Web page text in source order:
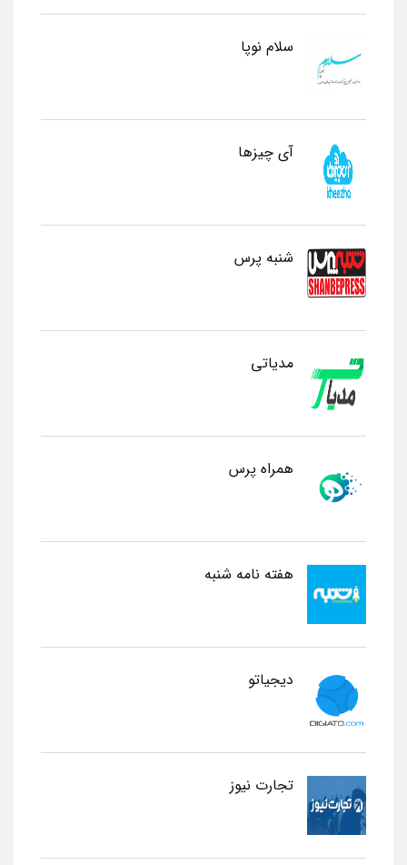
سلام نوپا
آی چیزها
شنبه پرس
مدیاتی
همراه پرس
هفته نامه شنبه
دیجیاتو
تجارت نیوز